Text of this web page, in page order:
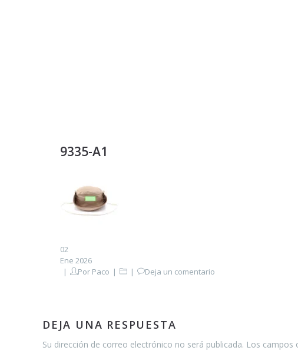
9335-A1
02
Ene 2026
Por Paco Deja un comentario
DEJA UNA RESPUESTA
Su dirección de correo electrónico no será publicada. Los